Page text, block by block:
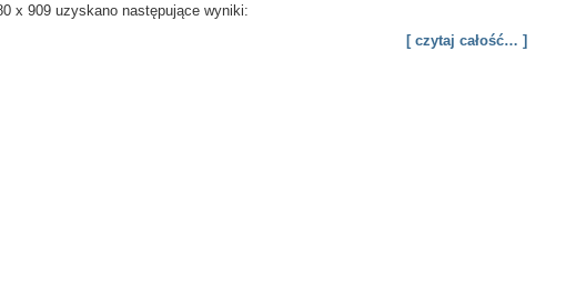
x 909 uzyskano następujące wyniki:
[ czytaj całość… ]